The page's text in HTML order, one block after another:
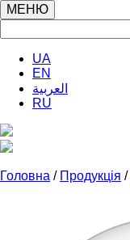
МЕНЮ
UA
EN
العربية
RU
Головна / Продукція /